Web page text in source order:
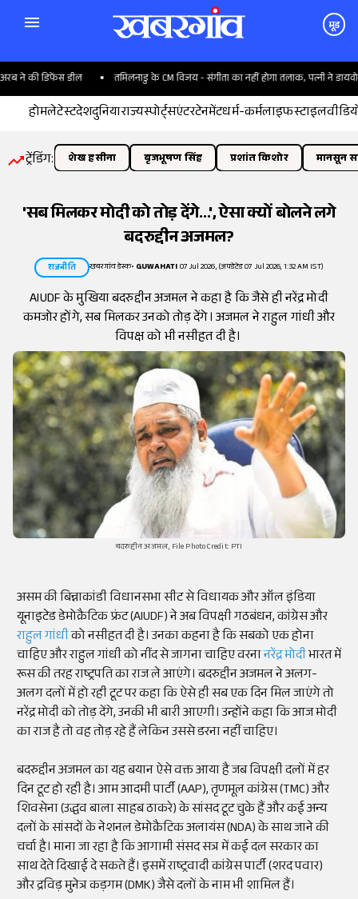
मूड
ने की डिफेंस डील तमिलनाडु के CM विजय - संगीता का नहीं होगा तलाक, पत्नी ने डायवोर्स
होमलेटेस्टदेशदुनियाराज्यस्पोर्ट्सएंटरटेनमेंटधर्म-कर्मलाइफस्टाइल
ट्रेंडिंग: शेख हसीना बृजभूषण सिंह प्रशांत किशोर मानसून
'सब मिलकर मोदी को तोड़ देंगे...', ऐसा क्यों बोलने लगे
बदरुद्दीन अजमल?
राजनीति खबरगांव डेस्क• GUWAHATI07 Jul 2026, (अपडेटेड 07 Jul 2026, 1:32 AM IST)
AIUDF के मुखिया बदरुद्दीन अजमल ने कहा है कि जैसे ही नरेंद्र मोदी
कमजोर होंगे, सब मिलकर उनको तोड़ देंगे। अजमल ने राहुल गांधी और
विपक्ष को भी नसीहत दी है।
बदरुद्दीन अजमल, File Photo Credit: PTI
असम की बिन्नाकांडी विधानसभा सीट से विधायक और ऑल इंडिया
यूनाइटेड डेमोक्रैटिक फ्रंट (AIUDF) ने अब विपक्षी गठबंधन, कांग्रेस और
राहुल गांधीको नसीहत दी है। उनका कहना है कि सबको एक होना
चाहिए और राहुल गांधी को नींद से जागना चाहिए वरनानरेंद्र मोदीभारत में
रूस की तरह राष्ट्रपति का राज ले आएंगे। बदरुद्दीन अजमल ने अलग-
अलग दलों में हो रही टूट पर कहा कि ऐसे ही सब एक दिन मिल जाएंगे तो
नरेंद्र मोदी को तोड़ देंगे, उनकी भी बारी आएगी। उन्होंने कहा कि आज मोदी
का राज है तो वह तोड़ रहे हैं लेकिन उससे डरना नहीं चाहिए।
बदरुद्दीन अजमल का यह बयान ऐसे वक्त आया है जब विपक्षी दलों में हर
दिन टूट हो रही है। आम आदमी पार्टी (AAP), तृणमूल कांग्रेस (TMC) और
शिवसेना (उद्धव बाला साहब ठाकरे) के सांसद टूट चुके हैं और कई अन्य
दलों के सांसदों के नेशनल डेमोक्रैटिक अलायंस (NDA) के साथ जाने की
चर्चा है। माना जा रहा है कि आगामी संसद सत्र में कई दल सरकार का
साथ देते दिखाई दे सकते हैं। इसमें राष्ट्रवादी कांग्रेस पार्टी (शरद पवार)
और द्रविड़ मुनेत्र कड़गम (DMK) जैसे दलों के नाम भी शामिल हैं।